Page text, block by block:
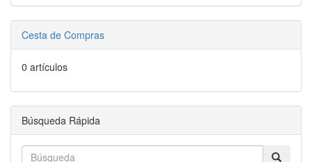
Cesta de Compras
0 artículos
Búsqueda Rápida